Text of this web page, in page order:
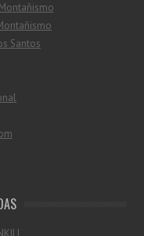
Santos